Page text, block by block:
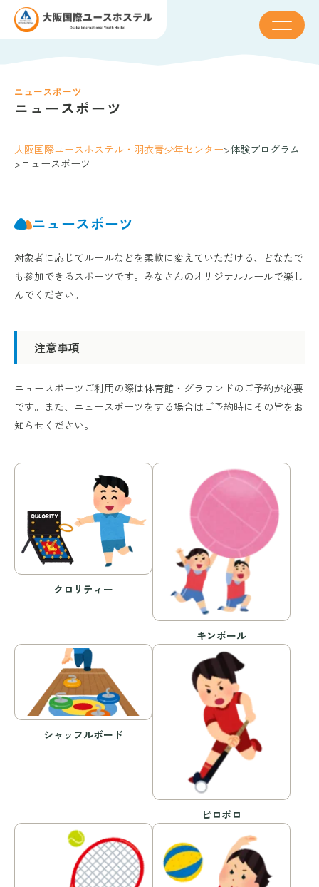
ニュースポーツ
ニュースポーツ
大阪国際ユースホステル・羽衣青少年センター>体験プログラム
>ニュースポーツ
ニュースポーツ
対象者に応じてルールなどを柔軟に変えていただける、どなたで
も参加できるスポーツです。みなさんのオリジナルルールで楽し
んでください。
注意事項
ニュースポーツご利用の際は体育館・グラウンドのご予約が必要
です。また、ニュースポーツをする場合はご予約時にその旨をお
知らせください。
クロリティー
キンボール
シャッフルボード
ピロポロ